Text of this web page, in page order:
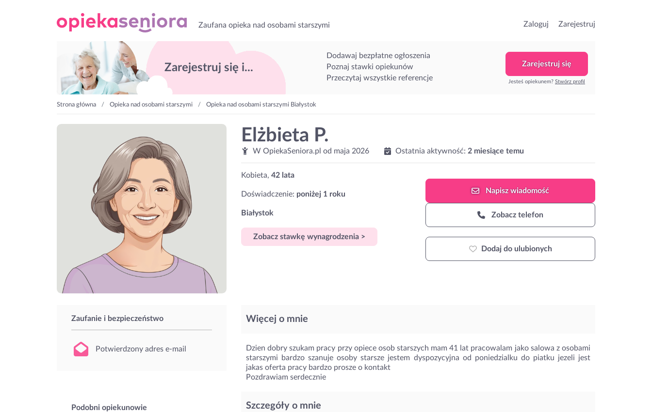
Zaufana opieka nad osobami starszymi Zaloguj Zarejestruj
Zarejestruj się i...
Dodawaj bezpłatne ogłoszenia
Poznaj stawki opiekunów
Przeczytaj wszystkie referencje
Zarejestruj się
Jesteś opiekunem? Stwórz profil
Strona główna Opieka nad osobami starszymi Opieka nad osobami starszymi Białystok
Elżbieta P.
W OpiekaSeniora.pl od maja 2026 Ostatnia aktywność: 2 miesiące temu
Kobieta, 42 lata
Doświadczenie: poniżej 1 roku
Białystok
Zobacz stawkę wynagrodzenia >
Napiszwiadomość
Zobacz telefon
Dodaj do ulubionych
Zaufanie i bezpieczeństwo
Potwierdzony adres e-mail
Podobni opiekunowie
Więcej o mnie
Dzien dobry szukam pracy przy opiece osob starszych mam 41 lat pracowalam jako salowa z osobami
starszymi bardzo szanuje osoby starsze jestem dyspozycyjna od poniedzialku do piatku jezeli jest
jakas oferta pracy bardzo prosze o kontakt
Pozdrawiam serdecznie
Szczegóły o mnie